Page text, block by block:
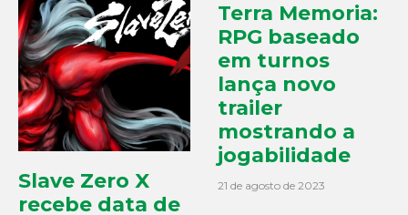
Slave Zero X
recebe data de
Terra Memoria:
RPG baseado
em turnos
lança novo
trailer
mostrando a
jogabilidade
21 de agosto de 2023